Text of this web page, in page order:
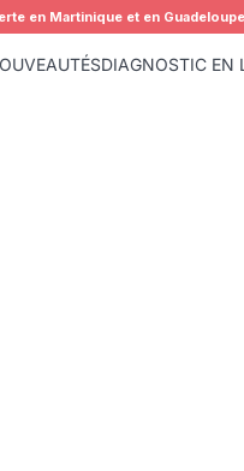
en Martinique et en
DIAGNOSTIC EN